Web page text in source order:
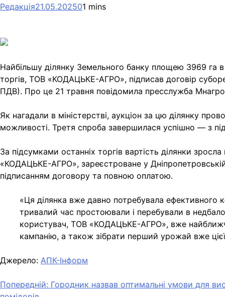
Редакція21.05.202501 mins
Найбільшу ділянку Земельного банку площею 3969 га в
торгів, ТОВ «КОДАЦЬКЕ-АГРО», підписав договір
ПДВ). Про це 21 травня повідомила пресслужба
Як нагадали в міністерстві, аукціон за цю ділянку
можливості. Третя спроба завершилася успішно — з
За підсумками останніх торгів вартість ділянки
«КОДАЦЬКЕ-АГРО», зареєстроване у
підписанням договору та повною оплатою.
«Ця ділянка вже давно потребувала
тривалий час простоювали і перебували в
користувач, ТОВ «КОДАЦЬКЕ-АГРО», вже
кампанію, а також зібрати перший урожай вже
Джерело: АПК-Інформ
Навігація
Попередній: Городник назвав оптимальні умови для